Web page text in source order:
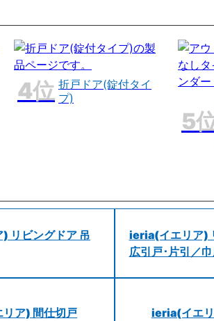
折戸ドア(錠付タイ
プ)
リビングドア 吊
ieria(イエリア)
広引戸･片引／巾
ア) 間仕切戸 ieria(イエ